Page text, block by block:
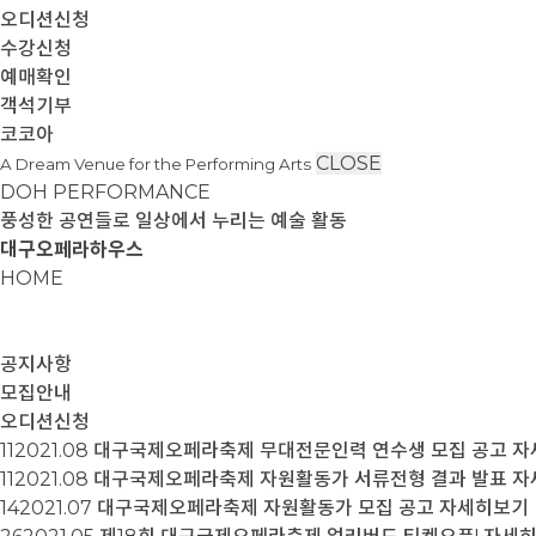
오디션신청
수강신청
예매확인
객석기부
코코아
A Dream Venue for the Performing Arts CLOSE
DOH PERFORMANCE
풍성한 공연들로 일상에서 누리는 예술 활동
대구오페라하우스
HOME
공지사항
모집안내
오디션신청
112021.08 대구국제오페라축제 무대전문인력 연수생 모집 공고 자
112021.08 대구국제오페라축제 자원활동가 서류전형 결과 발표 자
142021.07 대구국제오페라축제 자원활동가 모집 공고 자세히보기